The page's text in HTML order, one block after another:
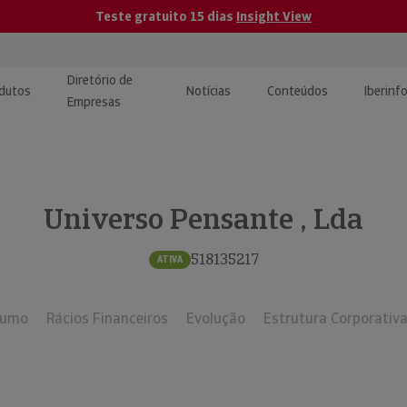
Teste gratuito 15 dias Insight View
e Monitorização de
Diretório de
Empresas
Notícias Conteúdos
| Estudos e
Universo Pensante , Lda
ATIVA 518135217
Rácios Financeiros Evolução Estrutura Corporativa